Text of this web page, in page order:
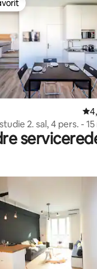
bedømmelse, 122
2. sal, 4 pers. -